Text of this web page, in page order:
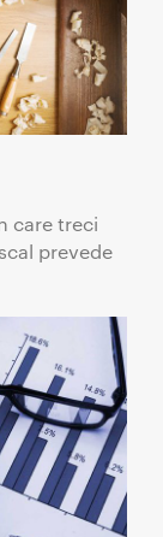
care treci
prevede